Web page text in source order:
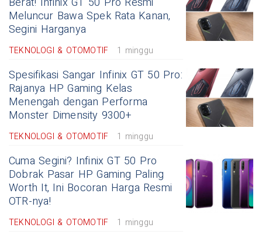
Meluncur Bawa Spek Rata Kanan,
Segini Harganya
TEKNOLOGI & OTOMOTIF 1 minggu
Spesifikasi Sangar Infinix GT 50 Pro:
Rajanya HP Gaming Kelas
Menengah dengan Performa
Monster Dimensity 9300+
TEKNOLOGI & OTOMOTIF 1 minggu
Cuma Segini? Infinix GT 50 Pro
Dobrak Pasar HP Gaming Paling
Worth It, Ini Bocoran Harga Resmi
OTR-nya!
TEKNOLOGI & OTOMOTIF 1 minggu